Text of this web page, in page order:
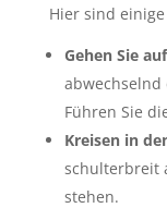
Hier sind
Gehen Sie
abwechselnd
Führen Sie
Kreisen in
schulterbreit
stehen.